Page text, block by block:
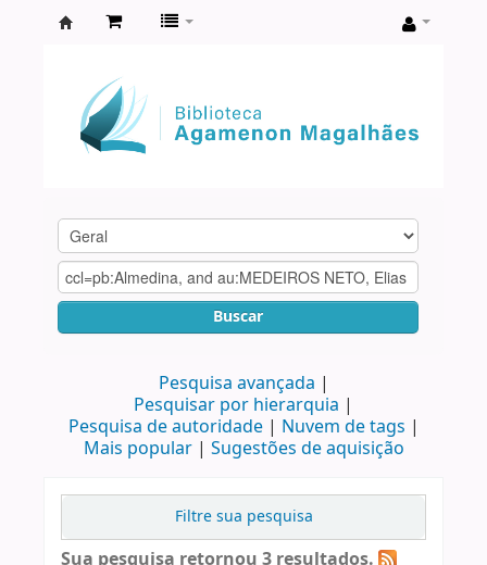
Agamenon
Magalhães
Buscar
Pesquisa avançada
Pesquisar por hierarquia
Pesquisa de autoridade
Nuvem de tags
Mais popular
Sugestões de aquisição
Filtre sua pesquisa
Sua pesquisa retornou 3 resultados.